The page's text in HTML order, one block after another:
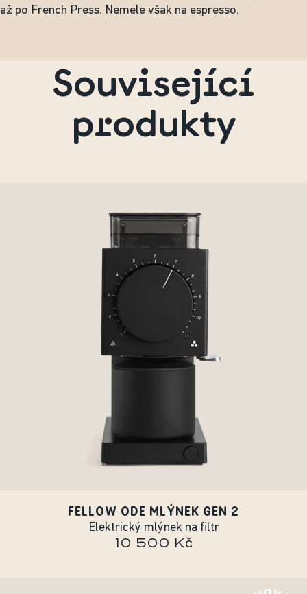
až po French Press. Nemele však na espresso.
Související
produkty
FELLOW ODE MLÝNEK GEN 2
Elektrický mlýnek na filtr
10 500 Kč